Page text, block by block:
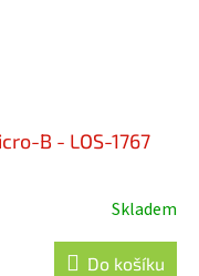
B - LOS-1767
Skladem
Do košíku